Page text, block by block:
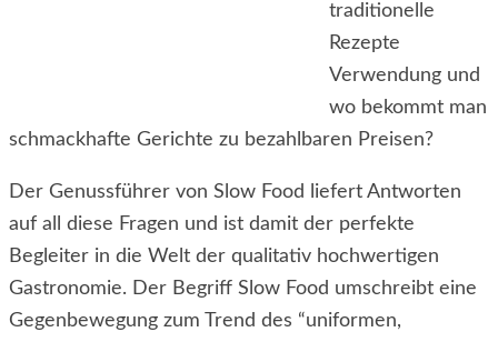
traditionelle
Rezepte
Verwendung und
wo bekommt man
schmackhafte Gerichte zu bezahlbaren Preisen?
Der Genussführer von Slow Food liefert Antworten
auf all diese Fragen und ist damit der perfekte
Begleiter in die Welt der qualitativ hochwertigen
Gastronomie. Der Begriff Slow Food umschreibt eine
Gegenbewegung zum Trend des “uniformen,